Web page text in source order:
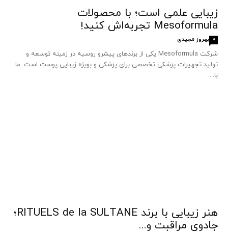
زیبایی علمی است؛ با محصولات
Mesoformula تجربه‌اش کنید!
بهروز مجیدی 0
شرکت Mesoformula یکی از برندهای پیشرو روسیه در زمینه توسعه و
تولید تجهیزات پزشکی تخصصی برای پزشکی و بویژه زیبایی پوست است. ما
با...
هنر زیبایی با برند RITUELS de la SULTANE؛
جادوی مراقبت و...